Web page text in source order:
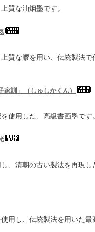
質な油烟墨です。
質な膠を用い、伝統製法で
家訓」（しゅしかくん）
使用した、高級書画墨です
、清朝の古い製法を再現し
用し、伝統製法を用いた最